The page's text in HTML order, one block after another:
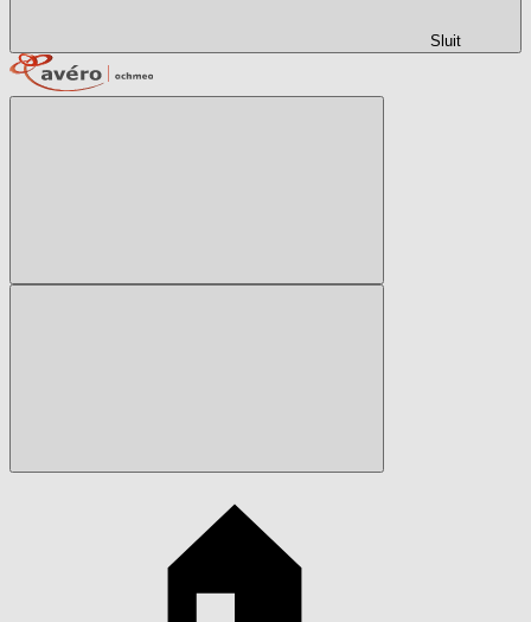
Sluit